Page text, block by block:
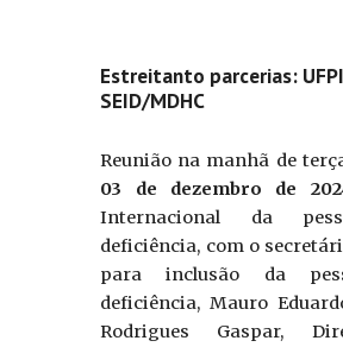
Estreitanto parcerias:
SEID/MDHC
Reunião na manhã de
03 de dezembro de
Internacional da
deficiência, com o
para inclusão da
deficiência, Mauro
Rodrigues Gaspar,